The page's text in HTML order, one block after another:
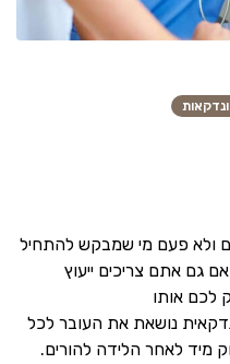
ולא פעם מי שמבקש להתחיל
גם אתם צריכים ייעוץ
לכם אותו
נושאת את העובר לכל
מיד לאחר הלידה להורים.